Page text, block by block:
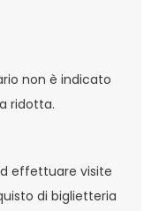
non è indicato
ridotta.
effettuare visite
di biglietteria